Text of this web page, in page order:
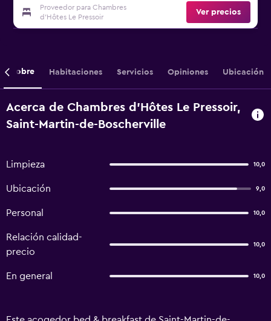
Proveedor para Chambres
d'Hôtes Le Pressoir
Ver precios
Sobre Habitaciones Servicios Opiniones Ubicación
Acerca de Chambres d'Hôtes Le Pressoir,
Saint-Martin-de-Boscherville
Limpieza 10,0
Ubicación 9,0
Personal 10,0
Relación calidad-
precio
10,0
En general 10,0